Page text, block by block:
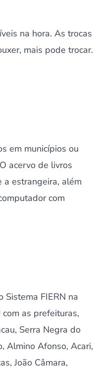
na hora. As trocas
mais pode trocar.
em municípios ou
acervo de livros
estrangeira, além
com
Sistema FIERN na
as prefeituras,
Serra Negra do
Almino Afonso, Acari,
João Câmara,